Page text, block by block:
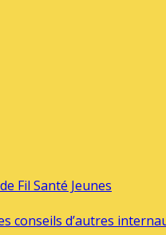
Fil Santé Jeunes
conseils d’autres